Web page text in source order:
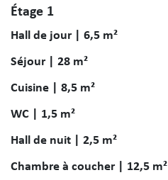
Étage 1
Hall de jour | 6,5 m²
Séjour | 28 m²
Cuisine | 8,5 m²
WC | 1,5 m²
Hall de nuit | 2,5 m²
Chambre à coucher | 12,5 m²